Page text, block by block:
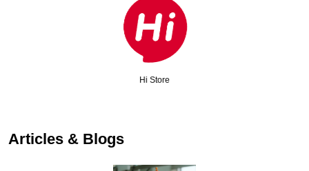
Hi Store
Articles & Blogs